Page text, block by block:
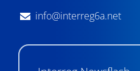
info@interreg6a.net